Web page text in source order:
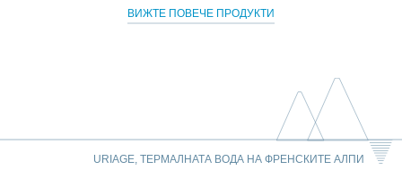
ВИЖТЕ ПОВЕЧЕ ПРОДУКТИ
URIAGE, ТЕРМАЛНАТА ВОДА НА ФРЕНСКИТЕ АЛПИ